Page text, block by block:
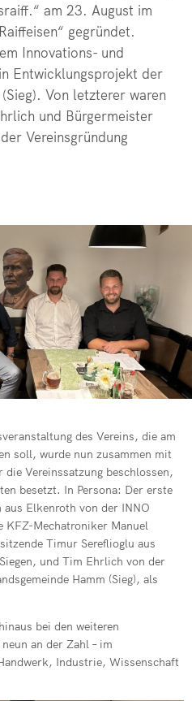
am 23. August im
gegründet.
Innovations- und
Entwicklungsprojekt der
Von letzterer waren
und Bürgermeister
Vereinsgründung
des Vereins, die am
soll, wurde nun zusammen mit
Vereinssatzung beschlossen,
besetzt. In Persona: Der erste
Elkenroth von der INNO
Mechatroniker Manuel
Timur Sereflioglu aus
und Tim Ehrlich von der
Hamm (Sieg), als
bei den weiteren
an der Zahl – im
Industrie, Wissenschaft